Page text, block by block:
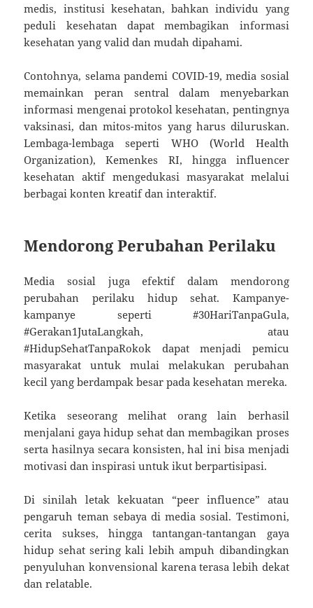
medis, institusi kesehatan, bahkan individu yang
peduli kesehatan dapat membagikan informasi
kesehatan yang valid dan mudah dipahami.
Contohnya, selama pandemi COVID-19, media sosial
memainkan peran sentral dalam menyebarkan
informasi mengenai protokol kesehatan, pentingnya
vaksinasi, dan mitos-mitos yang harus diluruskan.
Lembaga-lembaga seperti WHO (World Health
Organization), Kemenkes RI, hingga influencer
kesehatan aktif mengedukasi masyarakat melalui
berbagai konten kreatif dan interaktif.
Mendorong Perubahan Perilaku
Media sosial juga efektif dalam mendorong
perubahan perilaku hidup sehat. Kampanye-
kampanye seperti #30HariTanpaGula,
#Gerakan1JutaLangkah, atau
#HidupSehatTanpaRokok dapat menjadi pemicu
masyarakat untuk mulai melakukan perubahan
kecil yang berdampak besar pada kesehatan mereka.
Ketika seseorang melihat orang lain berhasil
menjalani gaya hidup sehat dan membagikan proses
serta hasilnya secara konsisten, hal ini bisa menjadi
motivasi dan inspirasi untuk ikut berpartisipasi.
Di sinilah letak kekuatan “peer influence” atau
pengaruh teman sebaya di media sosial. Testimoni,
cerita sukses, hingga tantangan-tantangan gaya
hidup sehat sering kali lebih ampuh dibandingkan
penyuluhan konvensional karena terasa lebih dekat
dan relatable.